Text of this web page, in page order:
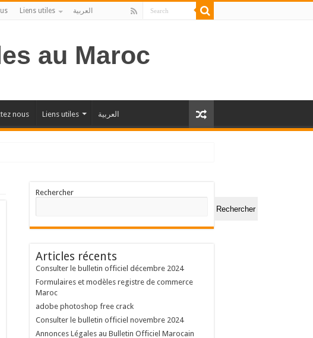
Liens utiles العربية
au Maroc
nous Liens utiles العربية
Rechercher
Rechercher
Articles récents
Consulter le bulletin officiel décembre 2024
Formulaires et modèles registre de commerce
Maroc
adobe photoshop free crack
Consulter le bulletin officiel novembre 2024
Annonces Légales au Bulletin Officiel Marocain